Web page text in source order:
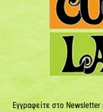
Εγγραφείτε στο Newsletter